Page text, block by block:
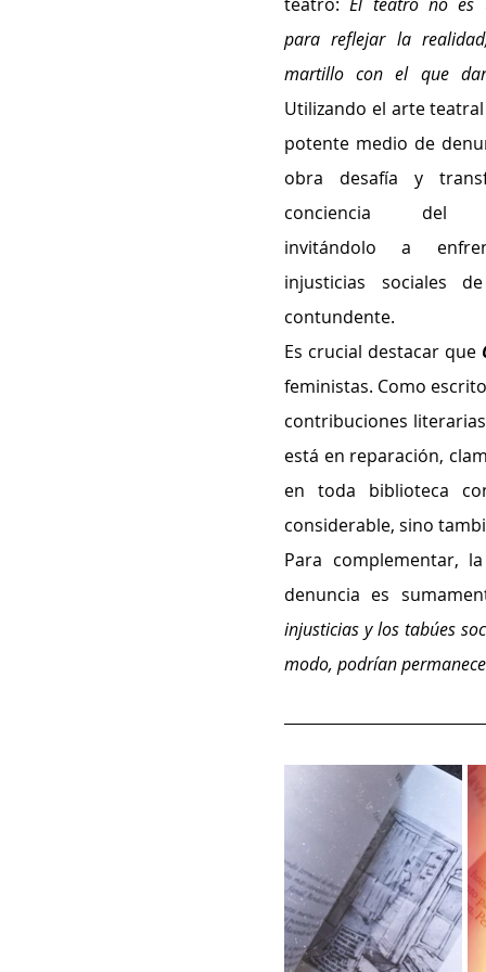
para reflejar la
martillo con el que
Utilizando el arte
potente medio de
obra desafía y
conciencia del
invitándolo a
injusticias sociales
contundente.
Es crucial destacar que
feministas. Como
contribuciones
está en reparación,
en toda biblioteca
considerable, sino
Para complementar,
denuncia es
injusticias y los tabúes
modo, podrían